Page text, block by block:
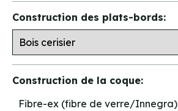
Construction des plats-bords:
Construction de la coque:
Fibre-ex (fibre de verre/Innegra)